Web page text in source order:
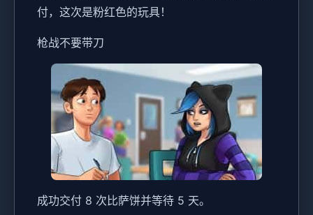
付，这次是粉红色的玩具！
枪战不要带刀
成功交付 8 次比萨饼并等待 5 天。